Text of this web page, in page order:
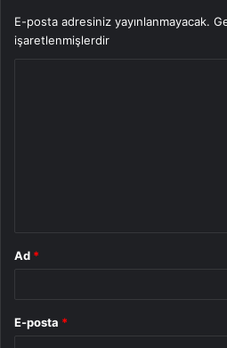
E-posta adresiniz yayınlanmayacak.
işaretlenmişlerdir
Ad *
E-posta *